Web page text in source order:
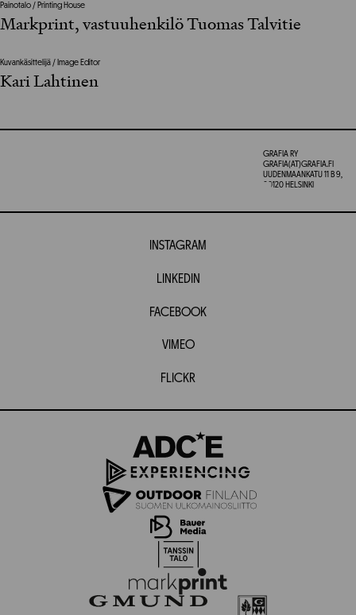
Painotalo / Printing House
Markprint, vastuuhenkilö Tuomas Talvitie
Kuvankäsittelijä / Image Editor
Kari Lahtinen
GRAFIA RY
GRAFIA(AT)GRAFIA.FI
UUDENMAANKATU 11 B 9,
00120 HELSINKI
INSTAGRAM
LINKEDIN
FACEBOOK
VIMEO
FLICKR